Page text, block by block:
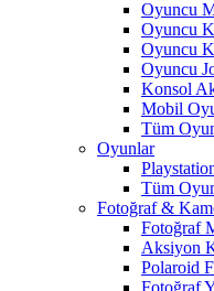
Oyuncu
Oyuncu
Oyuncu
Oyuncu
Konsol
Mobil
Tüm
Oyunlar
Tüm
Fotoğraf &
Fotoğraf
Aksiyon
Polaroid
Fotoğraf